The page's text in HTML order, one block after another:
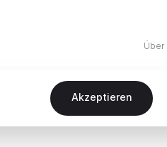
Über
Akzeptieren